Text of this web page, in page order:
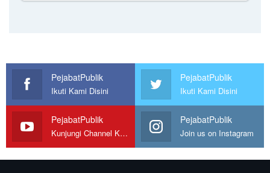
PejabatPublik
Ikuti Kami Disini
PejabatPublik
Ikuti Kami Disini
PejabatPublik
Kunjungi Channel Kami
PejabatPublik
Join us on Instagram